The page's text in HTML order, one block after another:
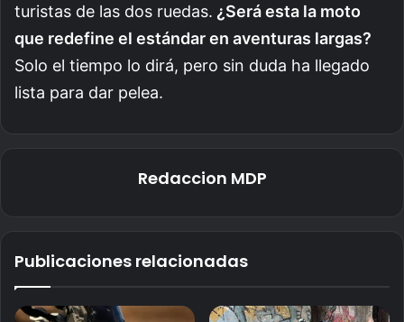
turistas de las dos ruedas. ¿Será esta la moto
que redefine el estándar en aventuras largas?
Solo el tiempo lo dirá, pero sin duda ha llegado
lista para dar pelea.
Redaccion MDP
Publicaciones relacionadas